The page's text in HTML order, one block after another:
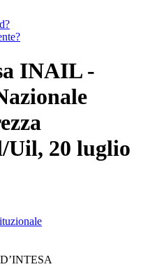
INAIL -
Uil, 20 luglio